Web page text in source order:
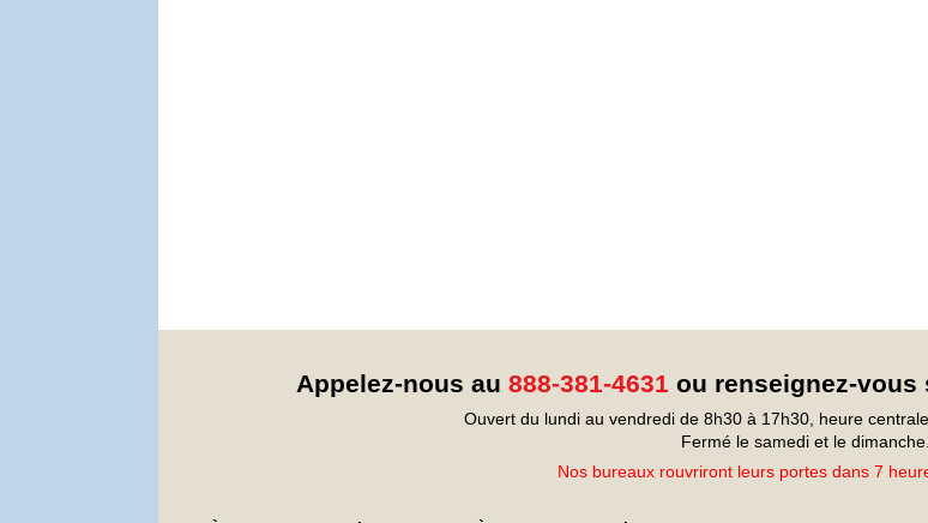
Appelez-nous au 888-381-4631 ou renseignez-
Ouvert du lundi au vendredi de 8h30 à 17h30, heure
Fermé le samedi et le dimanche.
Nos bureaux rouvriront leurs portes dans 7